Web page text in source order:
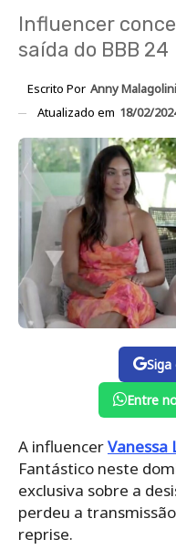
Influencer
saída do BBB 24
Escrito Por Anny Malagolini
Atualizado em 18/02/
Entre
A influencerVanessa
Fantástico neste
exclusiva sobre a
perdeu a
reprise.